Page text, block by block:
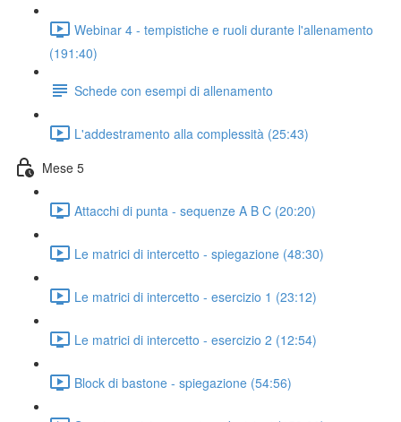
Webinar 4 - tempistiche e ruoli durante l'allenamento
(191:40)
Schede con esempi di allenamento
L'addestramento alla complessità (25:43)
Mese 5
Attacchi di punta - sequenze A B C (20:20)
Le matrici di intercetto - spiegazione (48:30)
Le matrici di intercetto - esercizio 1 (23:12)
Le matrici di intercetto - esercizio 2 (12:54)
Block di bastone - spiegazione (54:56)